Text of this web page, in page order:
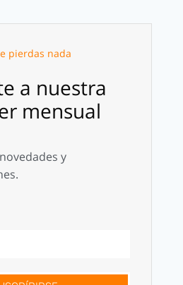
pierdas nada
a nuestra
mensual
y